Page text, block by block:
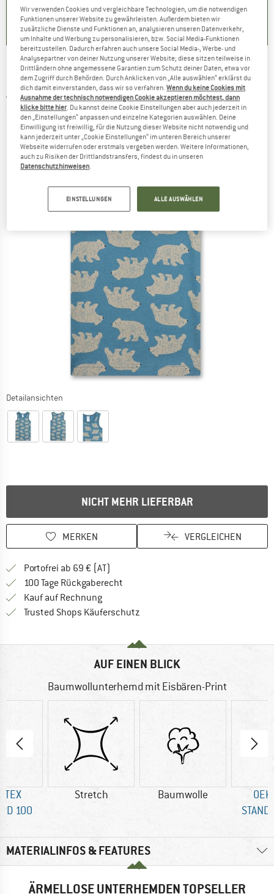
) 0,0(0)
4,0(2)
SANETTA -Boy Kid's Shirt without Sleeves
Allover San Pure - Top
(0)
Detailansichten
NICHT MEHR LIEFERBAR
MERKEN VERGLEICHEN
Portofrei ab 69 € (AT)
100 Tage Rückgaberecht
Kauf auf RechnungFinde die Zahlungs-Infos hier! Öffnet
Trusted Shops Käuferschutz
AUF EINEN BLICK
Baumwollunterhemd mit Eisbären-Print
TEX
100
Stretch Baumwolle
MATERIALINFOS & FEATURES
ÄRMELLOSE UNTERHEMDEN TOPSELLER
Wir verwenden Cookies und vergleichbare Technologien, um die notwendigen
Funktionen unserer Website zu gewährleisten. Außerdem bieten wir
zusätzliche Dienste und Funktionen an, analysieren unseren Datenverkehr,
um Inhalte und Werbung zu personalisieren, bzw. Social Media-Funktionen
bereitzustellen. Dadurch erfahren auch unsere Social Media-, Werbe- und
Analysepartner von deiner Nutzung unserer Website; diese sitzen teilweise in
Drittländern ohne angemessene Garantien zum Schutz deiner Daten, etwa vor
dem Zugriff durch Behörden. Durch Anklicken von „Alle auswählen“ erklärst du
dich damit einverstanden, dass wir so verfahren.Wenn du keine Cookies mit
Ausnahme der technisch notwendigen Cookie akzeptieren möchtest, dann
klicke bitte hier . Du kannst deine Cookie Einstellungen aber auch jederzeit in
den „Einstellungen“ anpassen und einzelne Kategorien auswählen. Deine
Einwilligung ist freiwillig, für die Nutzung dieser Website nicht notwendig und
kann jederzeit unter „Cookie Einstellungen“ im unteren Bereich unserer
Webseite widerrufen oder erstmals vergeben werden. Weitere Informationen,
auch zu Risiken der Drittlandstransfers, findest du in unseren
Datenschutzhinweisen
EINSTELLUNGEN ALLE AUSWÄHLEN